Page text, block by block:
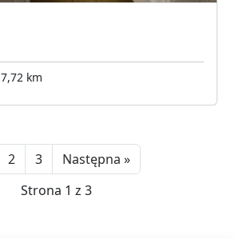
7,72 km
2 3 Następna »Next
Strona 1 z 3